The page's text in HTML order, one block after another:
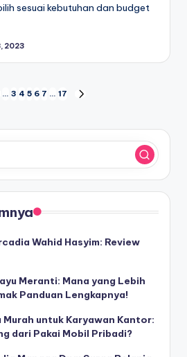
sesuai kebutuhan dan budget
2023
… 3 4 5 6 7 … 17
Wahid Hasyim: Review
Meranti: Mana yang Lebih
Panduan Lengkapnya!
untuk Karyawan Kantor:
dari Pakai Mobil Pribadi?